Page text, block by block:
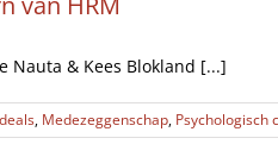
Nauta & Kees Blokland [...]
, Medezeggenschap, Psychologisch